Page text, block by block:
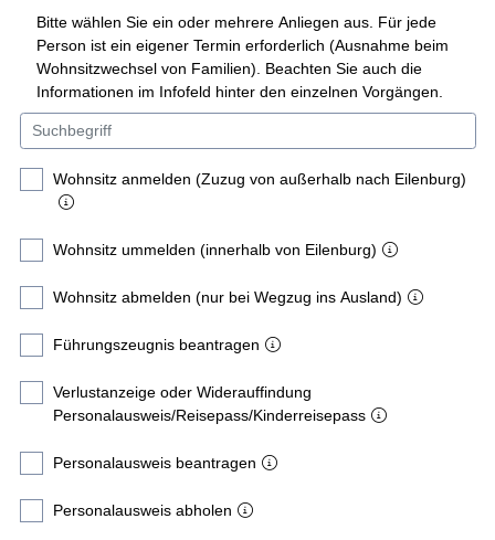
Bitte wählen Sie ein oder mehrere Anliegen aus. Für jede
Person ist ein eigener Termin erforderlich (Ausnahme beim
Wohnsitzwechsel von Familien). Beachten Sie auch die
Informationen im Infofeld hinter den einzelnen Vorgängen.
Wohnsitz anmelden (Zuzug von außerhalb nach Eilenburg)
Wohnsitz ummelden (innerhalb von Eilenburg)
Wohnsitz abmelden (nur bei Wegzug ins Ausland)
Führungszeugnis beantragen
Verlustanzeige oder Widerauffindung
Personalausweis/Reisepass/Kinderreisepass
Personalausweis beantragen
Personalausweis abholen